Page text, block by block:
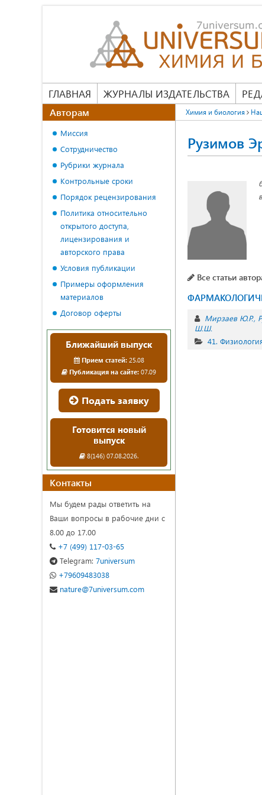
ГЛАВНАЯ ЖУРНАЛЫ ИЗДАТЕЛЬСТВА
Химия и биология
Рузимов
Все статьи
Мирзаев Ю.Р.
Ш.Ш.
41.
Авторам
Миссия
Сотрудничество
Рубрики журнала
Контрольные сроки
Порядок рецензирования
Политика относительно
открытого доступа,
лицензирования и
авторского права
Условия публикации
Примеры оформления
материалов
Договор оферты
Ближайший выпуск
Прием статей:25.08
Публикация на сайте: 07.09
Подать заявку
Готовится новый
выпуск
8(146) 07.08.2026.
Контакты
Мы будем рады ответить на
Ваши вопросы в рабочие дни с
8.00 до 17.00
+7 (499) 117-03-65
Telegram: 7universum
+79609483038
nature@7universum.com